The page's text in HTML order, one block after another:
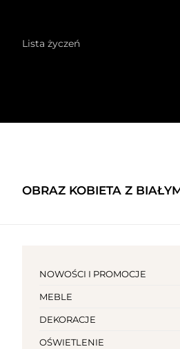
Lista życzeń
OBRAZ KOBIETA Z
NOWOŚCI I PROMOCJE
MEBLE
DEKORACJE
OŚWIETLENIE